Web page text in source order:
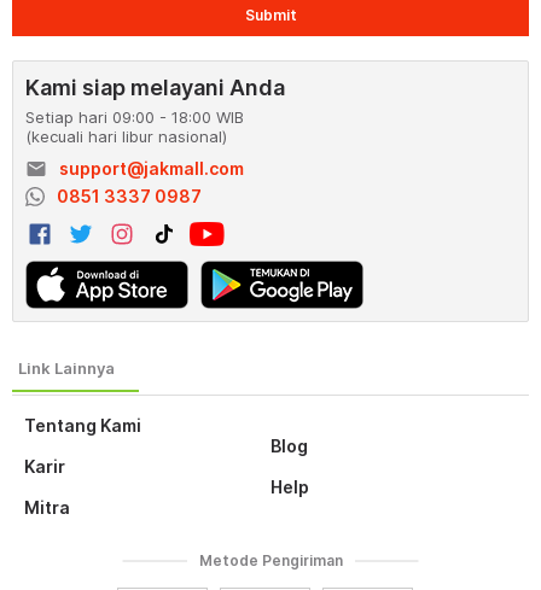
Tentang Kami
Karir
Mitra
Blog
Help
Submit
Kami siap melayani Anda
Setiap hari 09:00 - 18:00 WIB
(kecuali hari libur nasional)
email
support@jakmall.com
0851 3337 0987
Metode Pengiriman